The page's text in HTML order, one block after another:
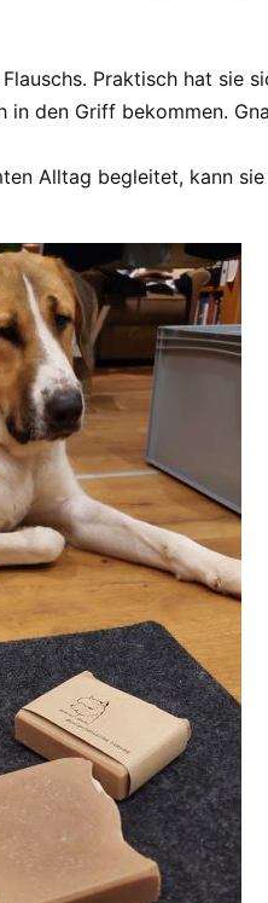
Praktisch hat sie
den Griff bekommen.
Alltag begleitet, kann